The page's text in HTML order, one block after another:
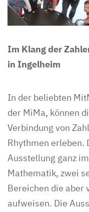
Im Klang der
in Ingelheim
In der beliebten
der MiMa, können
Verbindung von
Rhythmen erleben.
Ausstellung ganz
Mathematik, zwei
Bereichen die aber
aufweisen. Die